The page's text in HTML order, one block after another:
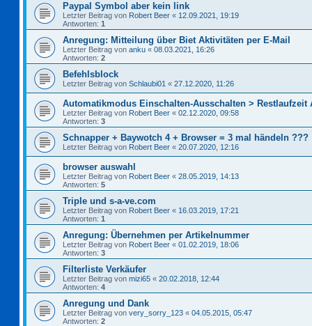
Paypal Symbol aber kein link
Letzter Beitrag von Robert Beer « 12.09.2021, 19:19
Antworten: 1
Anregung: Mitteilung über Biet Aktivitäten per E-Mail
Letzter Beitrag von anku « 08.03.2021, 16:26
Antworten: 2
Befehlsblock
Letzter Beitrag von Schlaubi01 « 27.12.2020, 11:26
Automatikmodus Einschalten-Ausschalten > Restlaufzeit
Letzter Beitrag von Robert Beer « 02.12.2020, 09:58
Antworten: 3
Schnapper + Baywotch 4 + Browser = 3 mal händeln ???
Letzter Beitrag von Robert Beer « 20.07.2020, 12:16
browser auswahl
Letzter Beitrag von Robert Beer « 28.05.2019, 14:13
Antworten: 5
Triple und s-a-ve.com
Letzter Beitrag von Robert Beer « 16.03.2019, 17:21
Antworten: 1
Anregung: Übernehmen per Artikelnummer
Letzter Beitrag von Robert Beer « 01.02.2019, 18:06
Antworten: 3
Filterliste Verkäufer
Letzter Beitrag von mizi65 « 20.02.2018, 12:44
Antworten: 4
Anregung und Dank
Letzter Beitrag von very_sorry_123 « 04.05.2015, 05:47
Antworten: 2